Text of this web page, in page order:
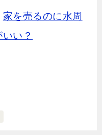
家を売るのに水周
い？